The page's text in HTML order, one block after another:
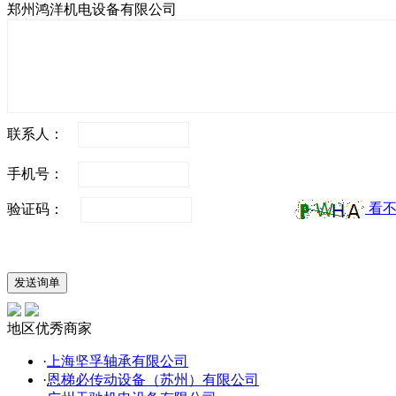
郑州鸿洋机电设备有限公司
联系人：
手机号：
验证码： 看
地区优秀商家
· 上海坚孚轴承有限公司
·恩梯必传动设备（苏州）有限公司